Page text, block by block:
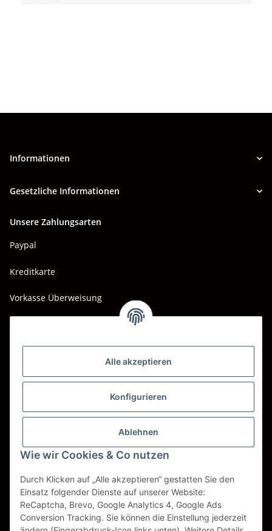
Alle akzeptieren
Konfigurieren
Ablehnen
Wie wir Cookies & Co nutzen
Durch Klicken auf „Alle akzeptieren“ gestatten Sie den
Einsatz folgender Dienste auf unserer Website:
ReCaptcha, Brevo, Google Analytics 4, Google Ads
Conversion Tracking. Sie können die Einstellung jederzeit
Informationen
Gesetzliche Informationen
Unsere Zahlungsarten
Paypal
Kreditkarte
Vorkasse Überweisung
Wir versenden mit
Spedition BTG
Spedition Schenker
Vertrag widerrufen